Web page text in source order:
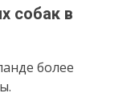
собак в
более